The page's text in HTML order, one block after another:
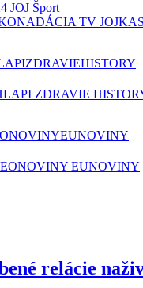
JOJ Šport
NADÁCIA TV JOJ
ZDRAVIEHISTORY
ZDRAVIE
EUNOVINY
EUNOVINY
relácie